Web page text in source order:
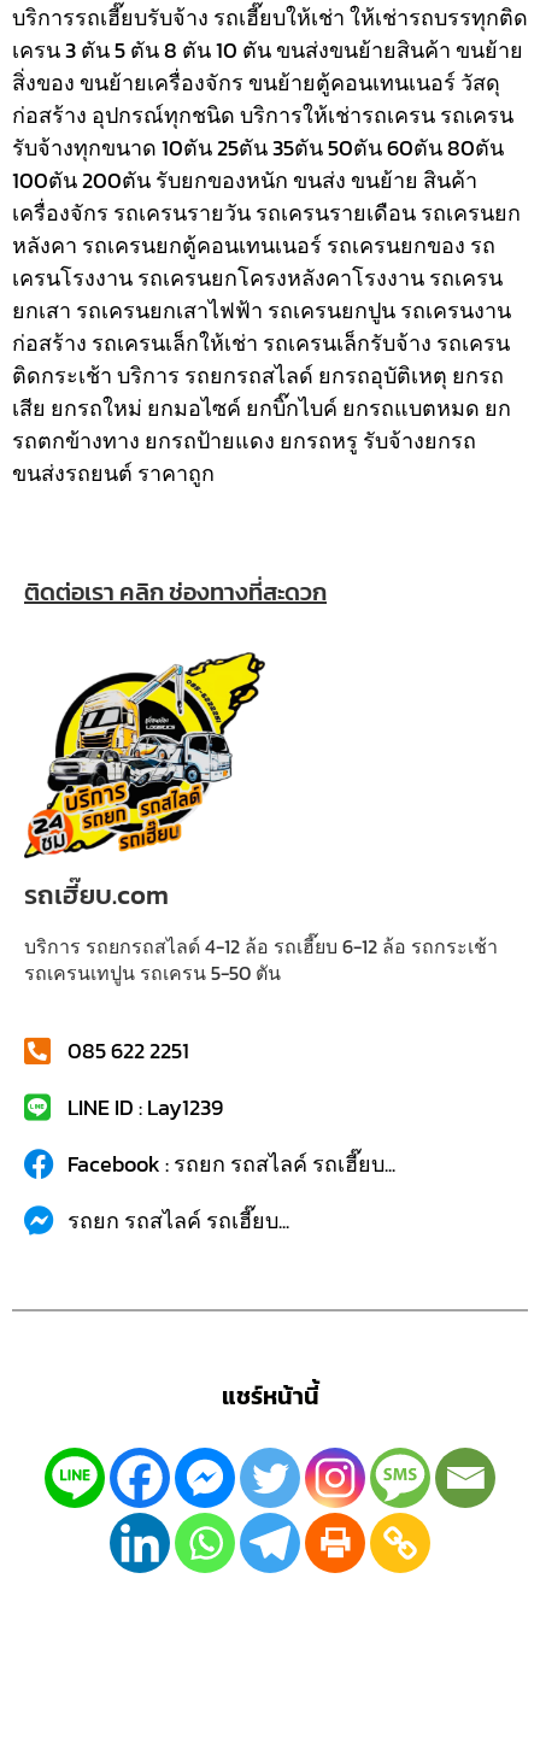
บริการรถเฮี๊ยบรับจ้าง รถเฮี๊ยบให้เช่า ให้เช่ารถบรรทุกติด
เครน 3 ตัน 5 ตัน 8 ตัน 10 ตัน ขนส่งขนย้ายสินค้า ขนย้าย
สิ่งของ ขนย้ายเครื่องจักร ขนย้ายตู้คอนเทนเนอร์ วัสดุ
ก่อสร้าง อุปกรณ์ทุกชนิดบริการให้เช่ารถเครน รถเครน
รับจ้างทุกขนาด 10ตัน 25ตัน 35ตัน 50ตัน 60ตัน 80ตัน
100ตัน 200ตัน รับยกของหนัก ขนส่ง ขนย้าย สินค้า
เครื่องจักร รถเครนรายวัน รถเครนรายเดือน รถเครนยก
หลังคา รถเครนยกตู้คอนเทนเนอร์ รถเครนยกของ รถ
เครนโรงงาน รถเครนยกโครงหลังคาโรงงาน รถเครน
ยกเสา รถเครนยกเสาไฟฟ้า รถเครนยกปูน รถเครนงาน
ก่อสร้าง รถเครนเล็กให้เช่า รถเครนเล็กรับจ้าง รถเครน
ติดกระเช้าบริการ รถยกรถสไลด์ ยกรถอุบัติเหตุ ยกรถ
เสีย ยกรถใหม่ ยกมอไซค์ ยกบิ๊กไบค์ ยกรถแบตหมด ยก
รถตกข้างทาง ยกรถป้ายแดง ยกรถหรู รับจ้างยกรถ
ขนส่งรถยนต์ ราคาถูก
ติดต่อเรา คลิก ช่องทางที่สะดวก
รถเฮี๊ยบ.com
บริการ รถยกรถสไลด์ 4-12 ล้อ รถเฮี๊ยบ 6-12 ล้อ รถกระเช้า
รถเครนเทปูน รถเครน 5-50 ตัน
085 622 2251
LINE ID : Lay1239
Facebook : รถยก รถสไลค์ รถเฮี๊ยบ...
รถยก รถสไลค์ รถเฮี๊ยบ...
แชร์หน้านี้